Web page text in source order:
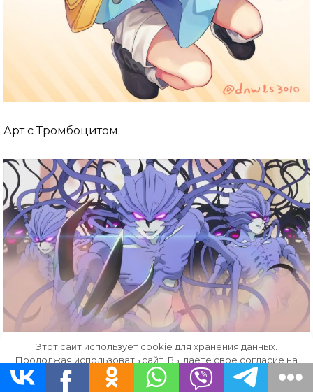
Арт с Тромбоцитом.
Паразиты с когтями.
Этот сайт использует cookie для хранения данных.
Продолжая использовать сайт, Вы даете свое согласие на
работу с этими файлами.
OK